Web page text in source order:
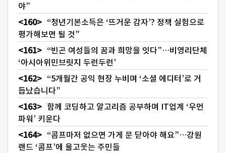
야”
“청년기본소득은 ‘뜨거운 감자’? 정책 실험으로
평가해보면 될 것”
“빈곤 여성들의 꿈과 희망을 잇다”…비영리단체
‘아시아위민브릿지 두런두런’
“5개월간 공익 현장 누비며 ‘소셜 에디터’로 거
듭났습니다”
함께 코딩하고 알고리즘 공부하며 IT업계 ‘우먼
파워’ 키운다
“콤프마저 없으면 가게 문 닫아야 해요”…강원
랜드 ‘콤프’에 울고웃는 주민들